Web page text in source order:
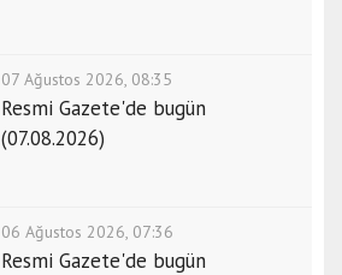
07 Ağustos 2026, 08:35
Resmi Gazete'de bugün
(07.08.2026)
06 Ağustos 2026, 07:36
Resmi Gazete'de bugün